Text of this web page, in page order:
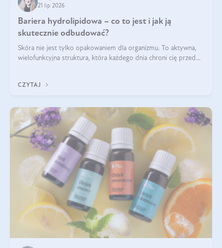
21 lip 2026
Bariera hydrolipidowa – co to jest i jak ją
skutecznie odbudować?
Skóra nie jest tylko opakowaniem dla organizmu. To aktywna,
wielofunkcyjna struktura, która każdego dnia chroni cię przed
bariera hydrolipidowa.
CZYTAJ